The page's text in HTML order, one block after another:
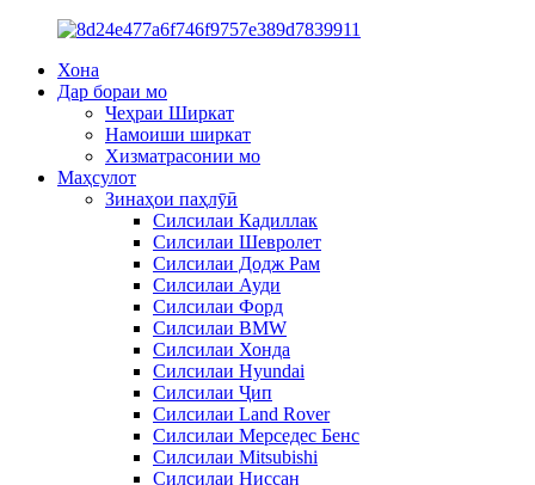
Хона
Дар бораи мо
Чеҳраи Ширкат
Намоиши ширкат
Хизматрасонии мо
Маҳсулот
Зинаҳои паҳлӯӣ
Силсилаи Кадиллак
Силсилаи Шевролет
Силсилаи Додж Рам
Силсилаи Ауди
Силсилаи Форд
Силсилаи BMW
Силсилаи Хонда
Силсилаи Hyundai
Силсилаи Ҷип
Силсилаи Land Rover
Силсилаи Мерседес Бенс
Силсилаи Mitsubishi
Силсилаи Ниссан